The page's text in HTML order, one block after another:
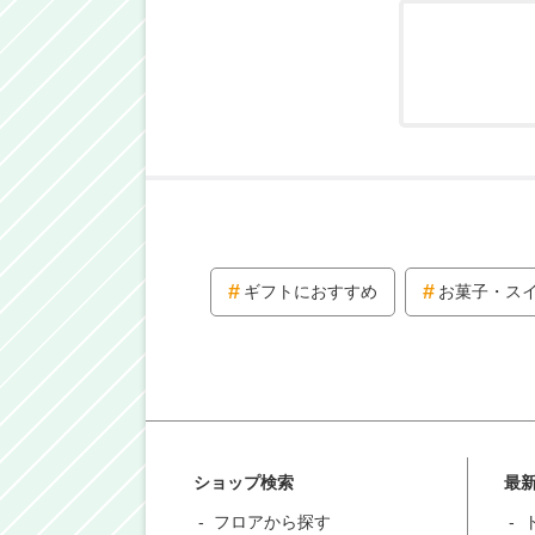
ギフトにおすすめ お菓子・ス
ショップ検索
フロアから探す
最